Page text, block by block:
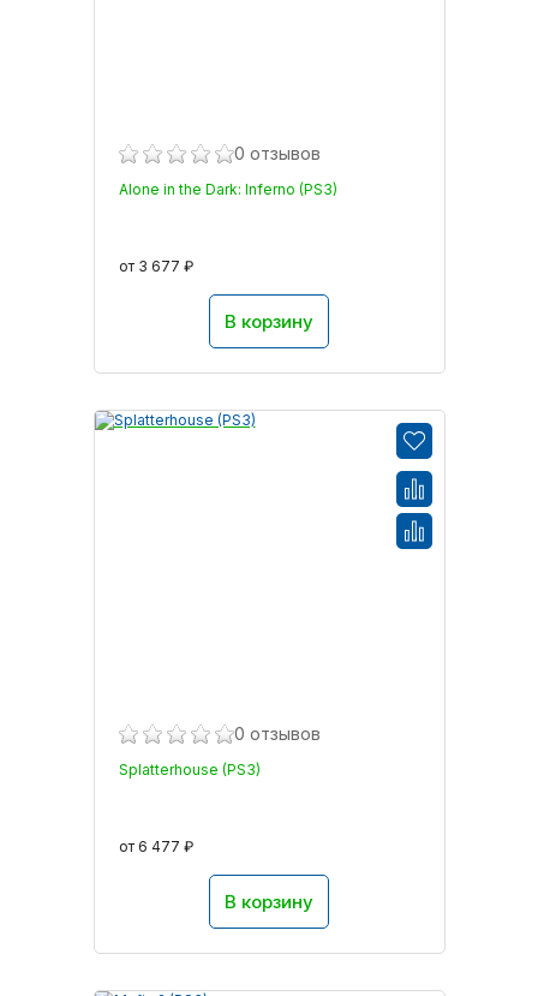
0 отзывов
Alone in the Dark: Inferno (PS3)
от 3 677 ₽
В корзину
0 отзывов
Splatterhouse (PS3)
от 6 477 ₽
В корзину